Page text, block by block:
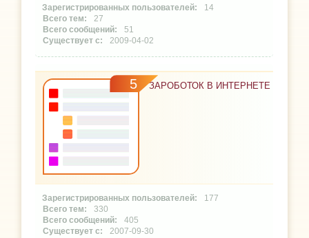
14
27
51
2009-04-02
5 ЗАРОБОТОК В ИНТЕРНЕТЕ
177
330
405
2007-09-30